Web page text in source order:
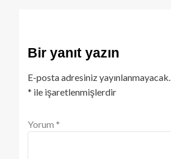
Bir yanıt yazın
E-posta adresiniz yayınlanmayacak.
* ile işaretlenmişlerdir
Yorum *